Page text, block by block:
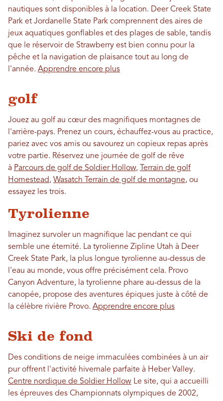
nautiques sont disponibles à la location. Deer Creek State
Park et Jordanelle State Park comprennent des aires de
jeux aquatiques gonflables et des plages de sable, tandis
que le réservoir de Strawberry est bien connu pour la
pêche et la navigation de plaisance tout au long de
l'année. Apprendre encore plus
golf
Jouez au golf au cœur des magnifiques montagnes de
l'arrière-pays. Prenez un cours, échauffez-vous au practice,
pariez avec vos amis ou savourez un copieux repas après
votre partie. Réservez une journée de golf de rêve
à Parcours de golf de Soldier Hollow,
Terrain de golf
Homestead, Wasatch Terrain de golf de montagne, ou
essayez les trois.
Tyrolienne
Imaginez survoler un magnifique lac pendant ce qui
semble une éternité. La tyrolienne Zipline Utah à Deer
Creek State Park, la plus longue tyrolienne au-dessus de
l'eau au monde, vous offre précisément cela. Provo
Canyon Adventure, la tyrolienne phare au-dessus de la
canopée, propose des aventures épiques juste à côté de
la célèbre rivière Provo. Apprendre encore plus
Ski de fond
Des conditions de neige immaculées combinées à un air
pur offrent l'activité hivernale parfaite à Heber Valley.
Centre nordique de Soldier Hollow Le site, qui a accueilli
les épreuves des Championnats olympiques de 2002,